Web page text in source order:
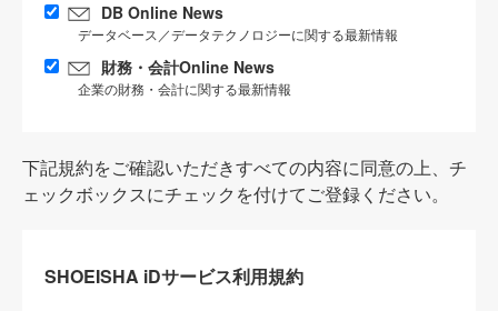
DB Online News
データベース／データテクノロジーに関する最新情報
財務・会計Online News
企業の財務・会計に関する最新情報
下記規約をご確認いただきすべての内容に同意の上、チ
ェックボックスにチェックを付けてご登録ください。
SHOEISHA iDサービス利用規約